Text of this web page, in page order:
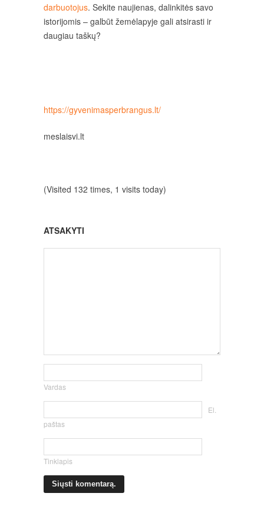
darbuotojus. Sekite naujienas, dalinkitės savo
istorijomis – galbūt žemėlapyje gali atsirasti ir
daugiau taškų?
https://gyvenimasperbrangus.lt/
meslaisvi.lt
(Visited 132 times, 1 visits today)
ATSAKYTI
Vardas
El.
paštas
Tinklapis